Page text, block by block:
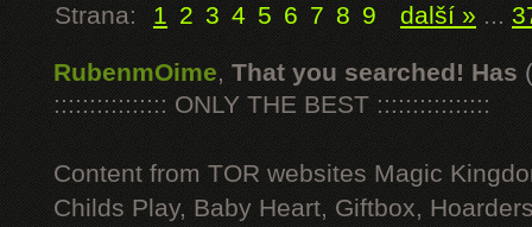
Strana: 1 2 3 4 5 6 7 8 9 další » ...
RubenmOime, That you searched! Has
:::::::::::::::: ONLY THE BEST ::::::::::::::::
Content from TOR websites Magic
Childs Play, Baby Heart, Giftbox,